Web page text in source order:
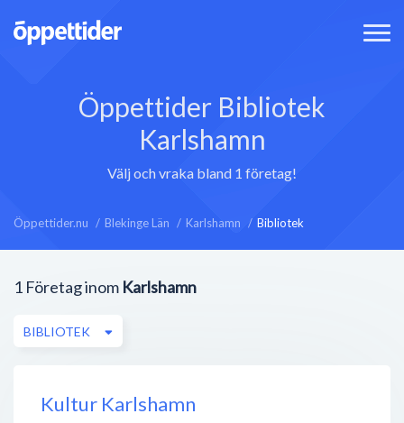
Öppettider Bibliotek
Karlshamn
Välj och vraka bland 1 företag!
Öppettider.nu Blekinge Län Karlshamn Bibliotek
1 Företag inom Karlshamn
BIBLIOTEK
Kultur Karlshamn